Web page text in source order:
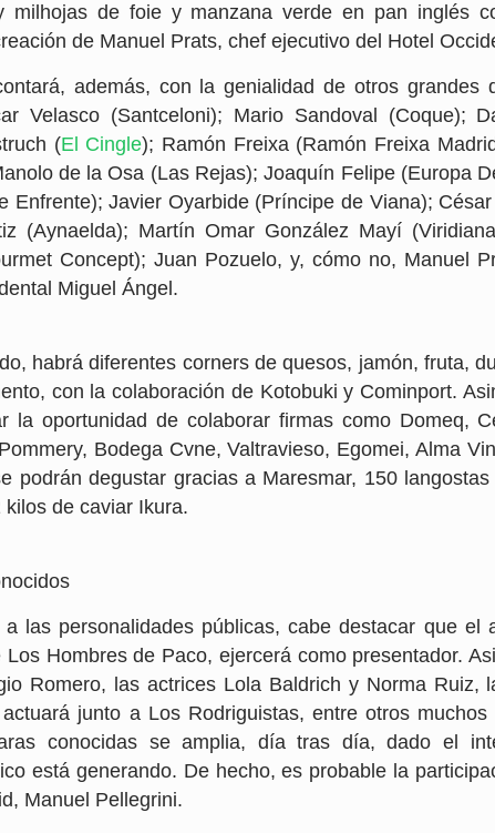
milhojas de foie y manzana verde en pan inglés
de Manuel Prats, chef ejecutivo del Hotel
además, con la genialidad de otros grandes
Velasco (Santceloni); Mario Sandoval (Coque);
(El Cingle); Ramón Freixa (Ramón Freixa
de la Osa (Las Rejas); Joaquín Felipe (Europa
Enfrente); Javier Oyarbide (Príncipe de Viana);
(Aynaelda); Martín Omar González Mayí
Concept); Juan Pozuelo, y, cómo no, Manuel
Miguel Ángel.
habrá diferentes corners de quesos, jamón, fruta,
con la colaboración de Kotobuki y Cominport.
la oportunidad de colaborar firmas como Domeq,
Bodega Cvne, Valtravieso, Egomei, Alma
podrán degustar gracias a Maresmar, 150
kilos de caviar Ikura.
las personalidades públicas, cabe destacar que el
Los Hombres de Paco, ejercerá como presentador.
Romero, las actrices Lola Baldrich y Norma Ruiz,
junto a Los Rodriguistas, entre otros
conocidas se amplia, día tras día, dado el
está generando. De hecho, es probable la
Manuel Pellegrini.